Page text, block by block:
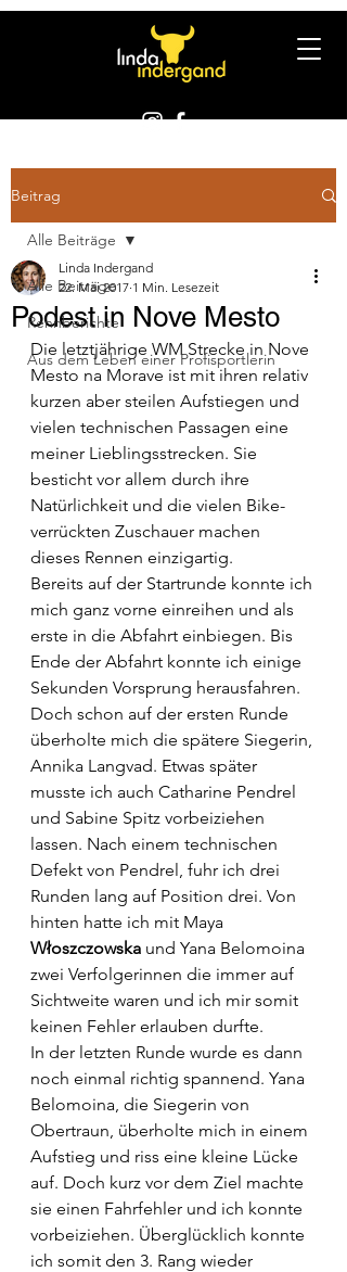
Beitrag
Alle Beiträge
Rennberichte
Aus dem Leben einer Profisportlerin
Alle Beiträge
Podest in Nove Mesto
Linda Indergand
22. Mai 2017 1 Min. Lesezeit
Die letztjährige WM Strecke in Nove
Mesto na Morave ist mit ihren relativ
kurzen aber steilen Aufstiegen und
vielen technischen Passagen eine
meiner Lieblingsstrecken. Sie
besticht vor allem durch ihre
Natürlichkeit und die vielen Bike-
verrückten Zuschauer machen
dieses Rennen einzigartig.
Bereits auf der Startrunde konnte ich
mich ganz vorne einreihen und als
erste in die Abfahrt einbiegen. Bis
Ende der Abfahrt konnte ich einige
Sekunden Vorsprung herausfahren.
Doch schon auf der ersten Runde
überholte mich die spätere Siegerin,
Annika Langvad. Etwas später
musste ich auch Catharine Pendrel
und Sabine Spitz vorbeiziehen
lassen. Nach einem technischen
Defekt von Pendrel, fuhr ich drei
Runden lang auf Position drei. Von
hinten hatte ich mit Maya
Włoszczowska und Yana Belomoina
zwei Verfolgerinnen die immer auf
Sichtweite waren und ich mir somit
keinen Fehler erlauben durfte.
In der letzten Runde wurde es dann
noch einmal richtig spannend. Yana
Belomoina, die Siegerin von
Obertraun, überholte mich in einem
Aufstieg und riss eine kleine Lücke
auf. Doch kurz vor dem Ziel machte
sie einen Fahrfehler und ich konnte
vorbeiziehen. Überglücklich konnte
ich somit den 3. Rang wieder